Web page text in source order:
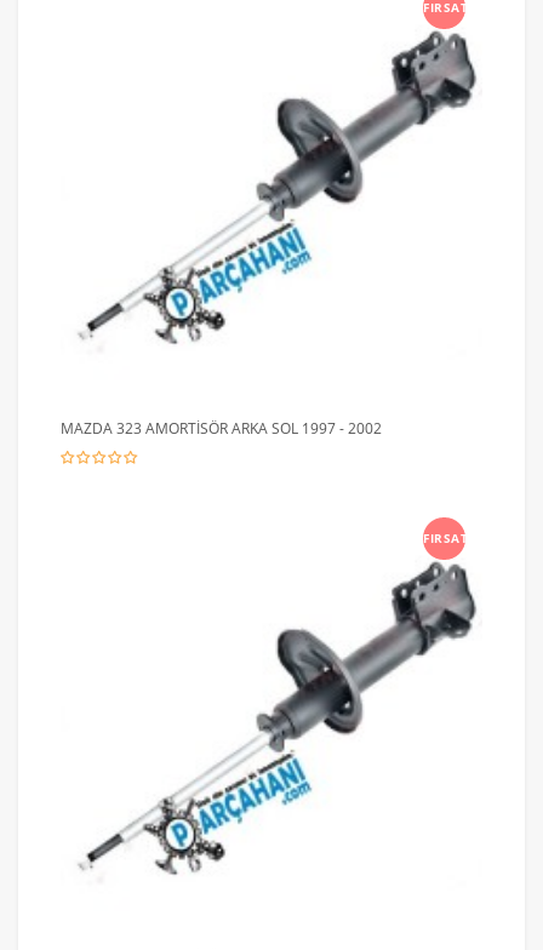
FIRSAT
MAZDA 323 AMORTİSÖR ARKA SOL 1997 - 2002
FIRSAT